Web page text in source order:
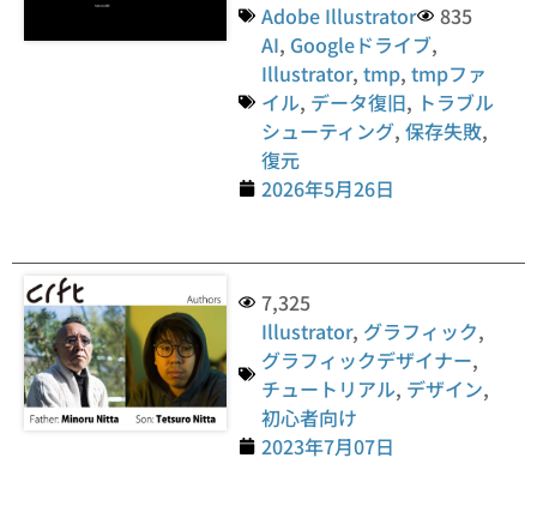
Adobe Illustrator
835
AI, Googleドライブ,
Illustrator,tmp,tmpファ
イル, データ復旧, トラブル
シューティング,保存失敗,
復元
2026年5月26日
7,325
Illustrator, グラフィック,
グラフィックデザイナー,
チュートリアル, デザイン,
初心者向け
2023年7月07日